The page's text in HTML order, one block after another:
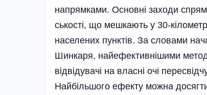
напрямками. Основні заходи
ськості, що мешкають у 30-
населених пунктів. За словами
Шинкаря, найефективнішими
відвідувачі на власні очі
Найбільшого ефекту можна